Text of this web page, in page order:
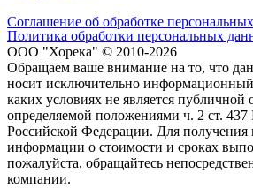
Соглашение об обработке
Политика обработки персональных
ООО "Хорека" © 2010-2026
Обращаем ваше внимание на то, что
носит исключительно
каких условиях не является публичной
определяемой положениями ч. 2 ст. 437
Российской Федерации. Для получения
информации о стоимости и сроках
пожалуйста, обращайтесь
компании.